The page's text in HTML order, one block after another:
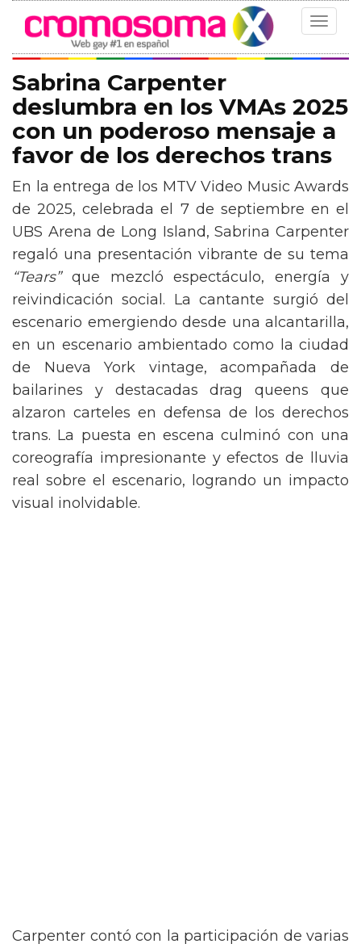
Toggle
Sabrina Carpenter
deslumbra en los VMAs 2025
con un poderoso mensaje a
favor de los derechos trans
En la entrega de los MTV Video Music Awards
de 2025, celebrada el 7 de septiembre en el
UBS Arena de Long Island, Sabrina Carpenter
regaló una presentación vibrante de su tema
“Tears”que mezcló espectáculo, energía y
reivindicación social. La cantante surgió del
escenario emergiendo desde una alcantarilla,
en un escenario ambientado como la ciudad
de Nueva York vintage, acompañada de
bailarines y destacadas drag queens que
alzaron carteles en defensa de los derechos
trans. La puesta en escena culminó con una
coreografía impresionante y efectos de lluvia
real sobre el escenario, logrando un impacto
visual inolvidable.
Carpenter contó con la participación de varias